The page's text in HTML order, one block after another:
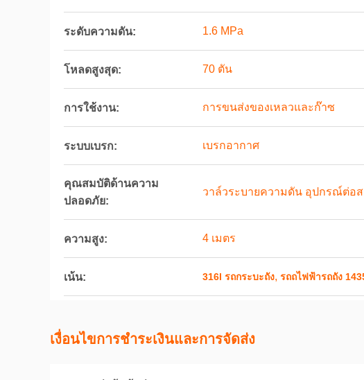
ระดับความดัน: 1.6 MPa
โหลดสูงสุด: 70 ตัน
การใช้งาน: การขนส่งของเหลวและก๊าซ
ระบบเบรก: เบรกอากาศ
คุณสมบัติด้านความ
ปลอดภัย:
วาล์วระบายความดัน อุปกรณ์ต่อ
ความสูง: 4 เมตร
เน้น: 316l รถกระบะถัง, รถถไฟฟ้ารถถัง
เงื่อนไขการชําระเงินและการจัดส่ง